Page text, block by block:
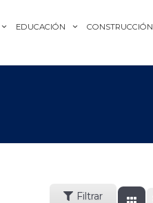
EDUCACIÓN CONSTRUCCIÓN
Filtrar